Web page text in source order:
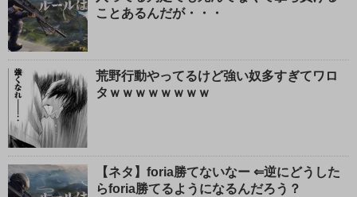
ことあるんだが・・・
荒野行動やってるけど強い奴多すぎてワロ
タｗｗｗｗｗｗｗｗ
【ネタ】foria勝てないなー ⇐逆にどうした
らforia勝てるようになるんだろう？